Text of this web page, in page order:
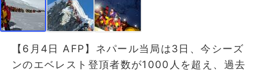
【6月4日 AFP】ネパール当局は3日、今シーズ
ンのエベレスト登頂者数が1000人を超え、過去